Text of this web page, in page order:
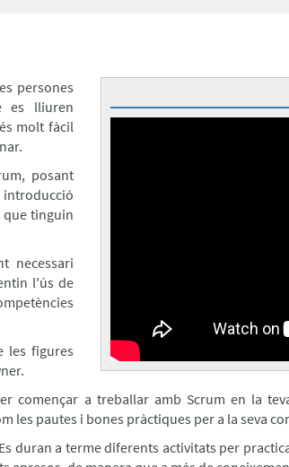
persones
es lliuren
molt fàcil
posant
introducció
que tinguin
necessari
l'ús de
les figures
començar a treballar amb Scrum en la
les pautes i bones pràctiques per a la seva
duran a terme diferents activitats per